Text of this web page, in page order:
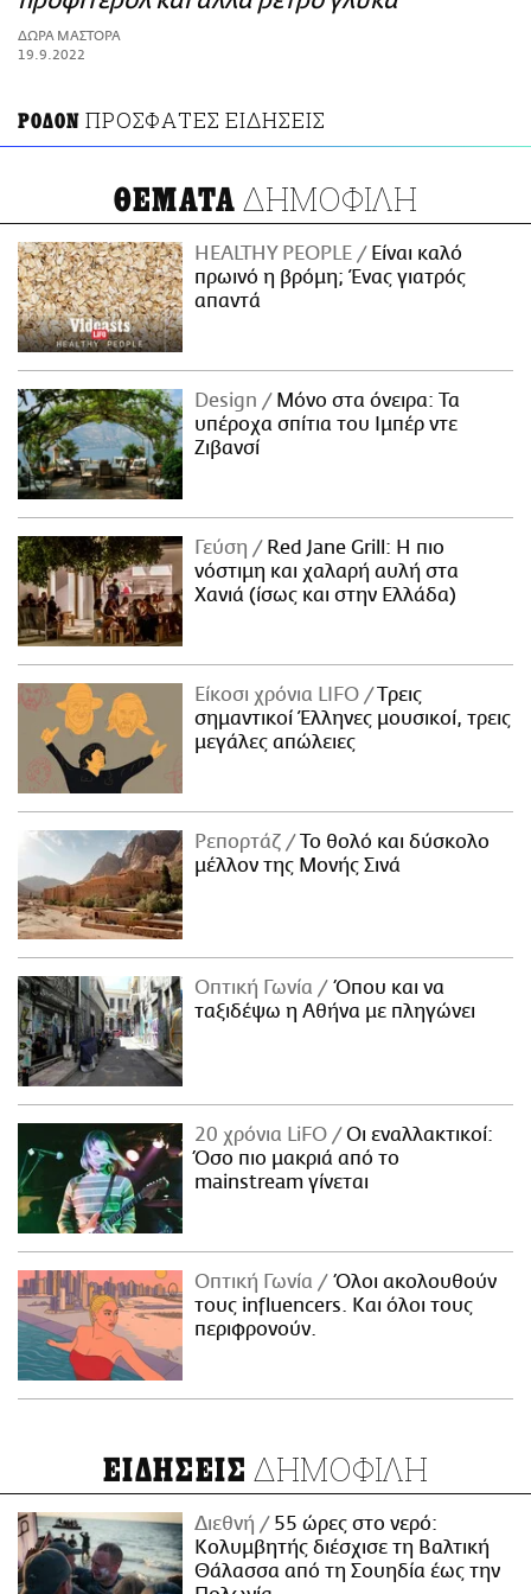
ΑΜΠΑ
PRINT
ΔΩΡΑ ΜΑΣΤΟΡΑ
19.9.2022
ΡΟΔΟΝ ΠΡΟΣΦΑΤΕΣ ΕΙΔΗΣΕΙΣ
ΘΕΜΑΤΑ ΔΗΜΟΦΙΛΗ
HEALTHY PEOPLE
Είναι καλό
πρωινό η βρόμη; Ένας γιατρός
απαντά
Design
Μόνο στα όνειρα: Τα
υπέροχα σπίτια του Ιμπέρ ντε
Ζιβανσί
Γεύση
Red Jane Grill: Η πιο
νόστιμη και χαλαρή αυλή στα
Χανιά (ίσως και στην Ελλάδα)
Είκοσι χρόνια LIFO
Tρεις
σημαντικοί Έλληνες μουσικοί, τρεις
μεγάλες απώλειες
Ρεπορτάζ
Το θολό και δύσκολο
μέλλον της Μονής Σινά
Οπτική Γωνία
Όπου και να
ταξιδέψω η Αθήνα με πληγώνει
20 χρόνια LiFO
Οι εναλλακτικοί:
Όσο πιο μακριά από το
mainstream γίνεται
Οπτική Γωνία
Όλοι ακολουθούν
τους influencers. Και όλοι τους
περιφρονούν.
ΕΙΔΗΣΕΙΣ ΔΗΜΟΦΙΛΗ
Διεθνή
55 ώρες στο νερό:
Κολυμβητής διέσχισε τη Βαλτική
Θάλασσα από τη Σουηδία έως την